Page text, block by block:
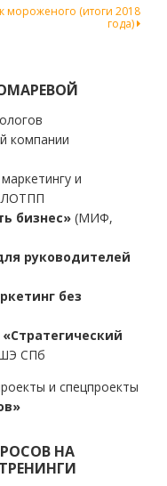
мороженого (итоги 2018
года)
компании
и
ЛОТПП
бизнес» (МИФ,
руководителей
без
СПб
и спецпроекты
НА